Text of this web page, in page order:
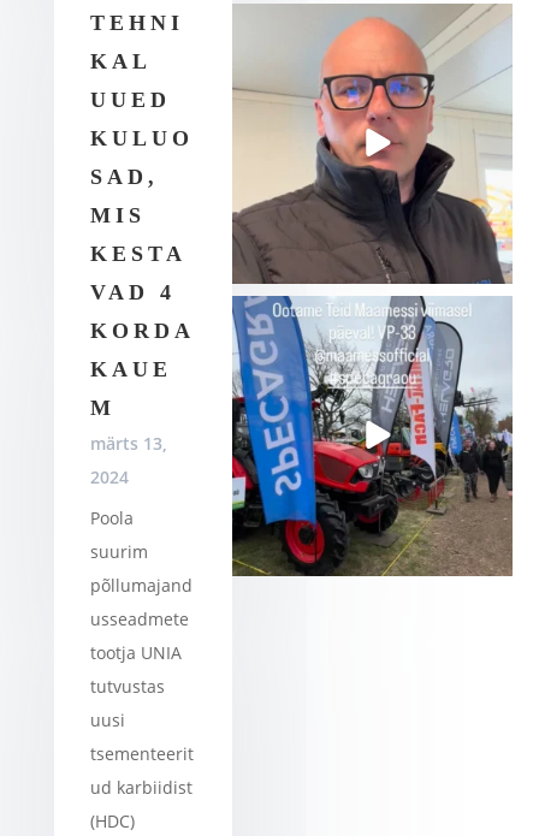
TEHNI
KAL
UUED
KULUO
SAD,
MIS
KESTA
VAD 4
KORDA
KAUE
M
märts 13,
2024
Poola
suurim
põllumajand
usseadmete
tootja UNIA
tutvustas
uusi
tsementeerit
ud karbiidist
(HDC)